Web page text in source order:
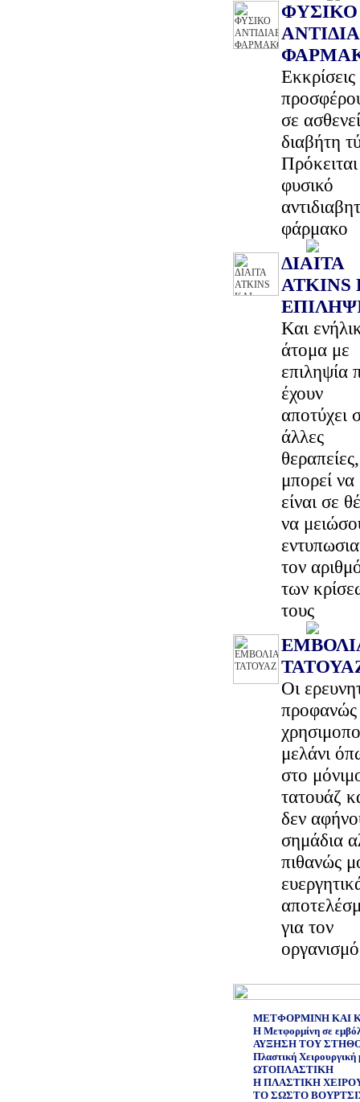
ΦΥΣΙΚΟ
σε
διαβήτη
φυσικό
φάρμακο
ΔΙΑΙΤΑ
ATKINS
Και
άτομα με
επιληψία
έχουν
αποτύχει
άλλες
θεραπείες,
μπορεί να
είναι σε
να
τον
των
τους
Oι
προφανώς
μελάνι
στο
τατουάζ
δεν
σημάδια
πιθανώς
για τον
ΜΕΤΦΟΡΜΙΝΗ ΚΑΙ
Η Μετφορμίνη σε
ΑΥΞΗΣΗ ΤΟΥ
Πλαστική
ΩΤΟΠΛΑΣΤΙΚΗ
Η ΠΛΑΣΤΙΚΗ
ΤΟ ΣΩΣΤΟ